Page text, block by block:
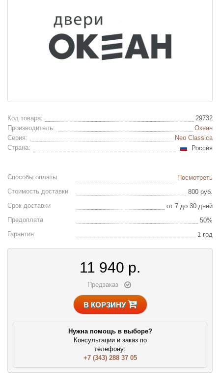
Код товара:
29732
Производитель:
Океан
Серия:
Neo Classica
Страна:
Россия
Способы оплаты
Посмотреть
Стоимость доставки
800 руб.
Срок доставки
от 7 до 30 дней
Предоплата
50%
Гарантия
1 год
11 940 р.
Предзаказ
В КОРЗИНУ
Нужна помощь в выборе?
Консультации и заказ по
телефону:
+7 (343) 288 37 05